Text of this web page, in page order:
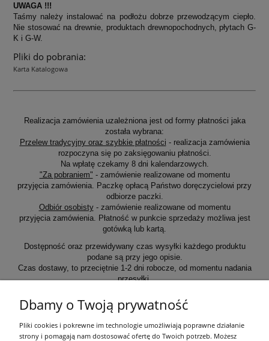
UWAGA !!!
Taśmy należy instalować na podłożu dobrze przewodzącym ciepło.
Nie stosować na drewnie, produktach drewnopochodnych, płytach G-
K i G-W.
Pliki do pobrania:
Karta Katalogowa
Realizacja zamówienia uzależniona jest od formy płatności jaka
została wybrana:
Przelew tradycyjny oraz szybkie płatności - realizacja zamówienia
rozpoczyna się po zaksięgowaniu płatności.
Na wpłatę czekamy 8 dni kalendarzowych.
"Za pobraniem" - zamówienie realizowane od momentu
przyjęcia zamówienia. Paczkę opłacą Państwo doręczycielowi przy
odbiorze paczki.
Odbiór osobisty- zamówienie realizowane od momentu
przyjęcia zamówienia. Płatność w punkcie sprzedaży możliwa jest
gotówką lub kartą.
Dostępność oraz przewidywany czas wysyłki każdego produktu
podane są przy jego opisie.
Czas dostawy, to przeciętnie 1-2 dni robocze, od momentu nadania
przesyłki.
Informacje ogólne
Dbamy o Twoją prywatność
Pliki cookies i pokrewne im technologie umożliwiają poprawne działanie
strony i pomagają nam dostosować ofertę do Twoich potrzeb. Możesz